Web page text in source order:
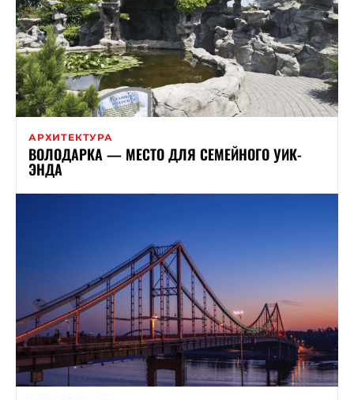
АРХИТЕКТУРА
ВОЛОДАРКА — МЕСТО ДЛЯ СЕМЕЙНОГО УИК-
ЭНДА